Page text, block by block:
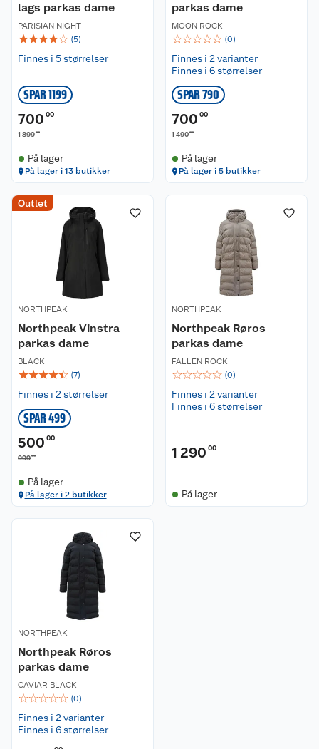
lags parkas dame
PARISIAN NIGHT
☆☆☆☆☆ (5)
Finnes i 5 størrelser
SPAR 1199
700 00
1 89900
På lager
På lager i 13 butikker
parkas dame
MOON ROCK
☆☆☆☆☆ (0)
Finnes i 2 varianter
Finnes i 6 størrelser
SPAR 790
700 00
1 49000
På lager
På lager i 5 butikker
Outlet
NORTHPEAK
Northpeak Vinstra
parkas dame
BLACK
☆☆☆☆☆ (7)
Finnes i 2 størrelser
SPAR 499
500 00
99900
På lager
På lager i 2 butikker
NORTHPEAK
Northpeak Røros
parkas dame
FALLEN ROCK
☆☆☆☆☆ (0)
Finnes i 2 varianter
Finnes i 6 størrelser
1 290 00
På lager
NORTHPEAK
Northpeak Røros
parkas dame
CAVIAR BLACK
☆☆☆☆☆ (0)
Finnes i 2 varianter
Finnes i 6 størrelser
Våre butikker
Våre merkevarer
Coop kjeder
Ledige stillinger
Bærekraft
Kundeservice
Kontakt oss
Angre- og returrett
Reklamasjon og garanti
Ofte stilte spørsmål
Betalingsalternativer
Leveringsalternativer
Pakkesporing
Åpent kjøp
Coop medlem